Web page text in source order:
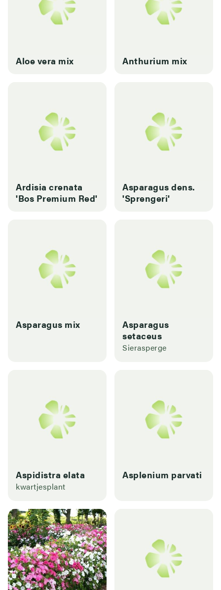
Aloe vera mix Anthurium mix
Ardisia crenata
'Bos Premium Red'
Asparagus dens.
'Sprengeri'
Asparagus mix
Asparagus
setaceus
Sierasperge
Aspidistra elata
kwartjesplant
Asplenium parvati